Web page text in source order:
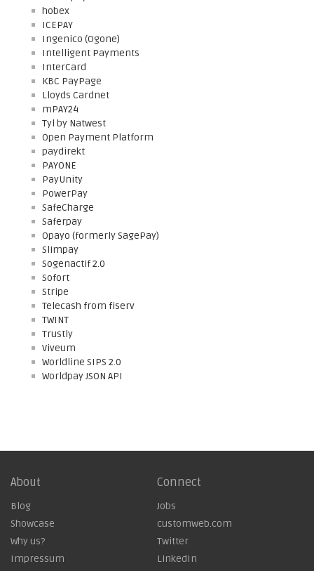
hobex
ICEPAY
Ingenico (Ogone)
Intelligent Payments
InterCard
KBC PayPage
Lloyds Cardnet
mPAY24
Tyl by Natwest
Open Payment Platform
paydirekt
PAYONE
PayUnity
PowerPay
SafeCharge
Saferpay
Opayo (formerly SagePay)
Slimpay
Sogenactif 2.0
Sofort
Stripe
Telecash from fiserv
TWINT
Trustly
Viveum
Worldline SIPS 2.0
Worldpay JSON API
About
Blog
Showcase
Why us?
Impressum
Connect
Jobs
customweb.com
Twitter
LinkedIn